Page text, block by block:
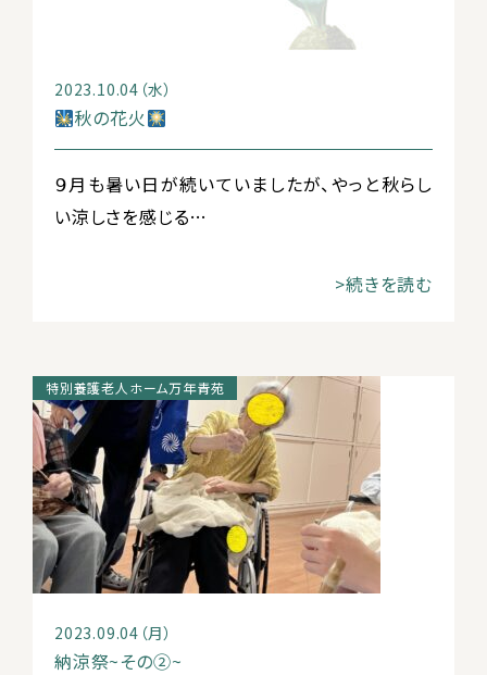
2023.10.04（水）
秋の花火
９月も暑い日が続いていましたが、やっと秋らし
い涼しさを感じる…
>続きを読む
特別養護老人ホーム万年青苑
2023.09.04（月）
納涼祭~その②~